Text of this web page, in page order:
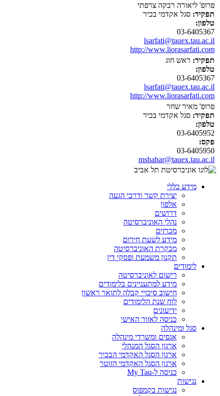
פרופ' ליאורה רבקה צרפתי
תפקיד: סגל אקדמי בכיר
טלפון:
03-6405367
lsarfati@tauex.tau.ac.il
http://www.liorasarfati.com
תפקיד: ראש חוג
טלפון:
03-6405367
lsarfati@tauex.tau.ac.il
http://www.liorasarfati.com
פרופ' מאיר שחר
תפקיד: סגל אקדמי בכיר
טלפון:
03-6405952
פקס:
03-6405950
mshahar@tauex.tau.ac.il
מידע כללי
יצירת קשר ודרכי הגעה
אלפון
דרושים
נהלי האוניברסיטה
מכרזים
מידע לשעת חירום
מבקרת האוניברסיטה
תקנון משמעת ופסקי דין
לימודים
רישום לאוניברסיטה
מידע למתעניינים בלימודים
חישוב סיכויי קבלה לתואר ראשון
לוח שנת הלימודים
ידיעונים
כניסה לאזור האישי
סגל ומינהלה
אגפים ומשרדי מינהלה
ארגון הסגל המנהלי
ארגון הסגל האקדמי הבכיר
ארגון הסגל האקדמי הזוטר
כניסה ל-My Tau
נגישות
נגישות בקמפוס